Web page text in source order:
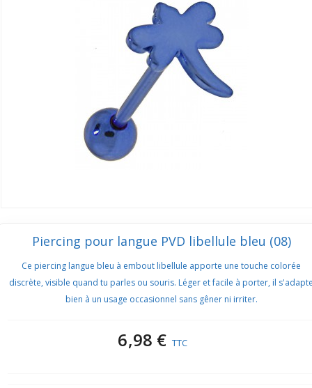
Piercing pour langue PVD libellule bleu (08)
Ce piercing langue bleu à embout libellule apporte une touche colorée
discrète, visible quand tu parles ou souris. Léger et facile à porter, il
bien à un usage occasionnel sans gêner ni irriter.
6,98 € TTC